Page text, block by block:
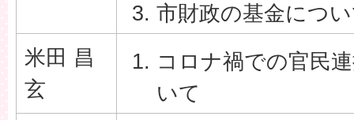
市財政の基金につ
米田 昌
玄
コロナ禍での官民
いて